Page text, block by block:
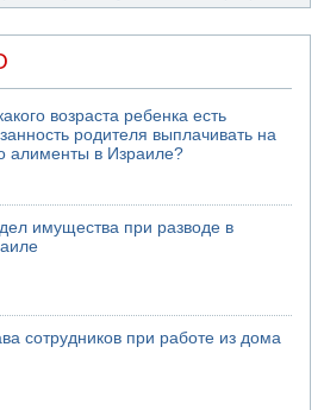
с заседания кабинета на
нападения хуситов и
возраста ребенка есть
родителя выплачивать на
алименты в Израиле?
имущества при разводе в
сотрудников при работе из дома